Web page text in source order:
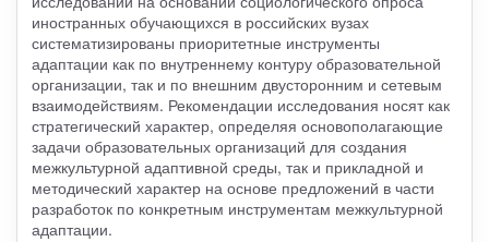
иностранных обучающихся в российских вузах
систематизированы приоритетные инструменты
адаптации как по внутреннему контуру образовательной
организации, так и по внешним двусторонним и сетевым
взаимодействиям. Рекомендации исследования носят как
стратегический характер, определяя основополагающие
задачи образовательных организаций для создания
межкультурной адаптивной среды, так и прикладной и
методический характер на основе предложений в части
разработок по конкретным инструментам межкультурной
адаптации.